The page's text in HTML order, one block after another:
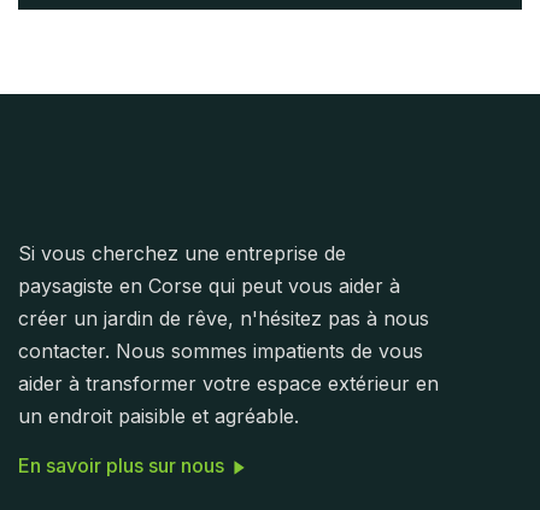
Si vous cherchez une entreprise de
paysagiste en Corse qui peut vous aider à
créer un jardin de rêve, n'hésitez pas à nous
contacter. Nous sommes impatients de vous
aider à transformer votre espace extérieur en
un endroit paisible et agréable.
En savoir plus sur nous